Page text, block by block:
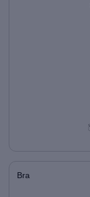
Bra